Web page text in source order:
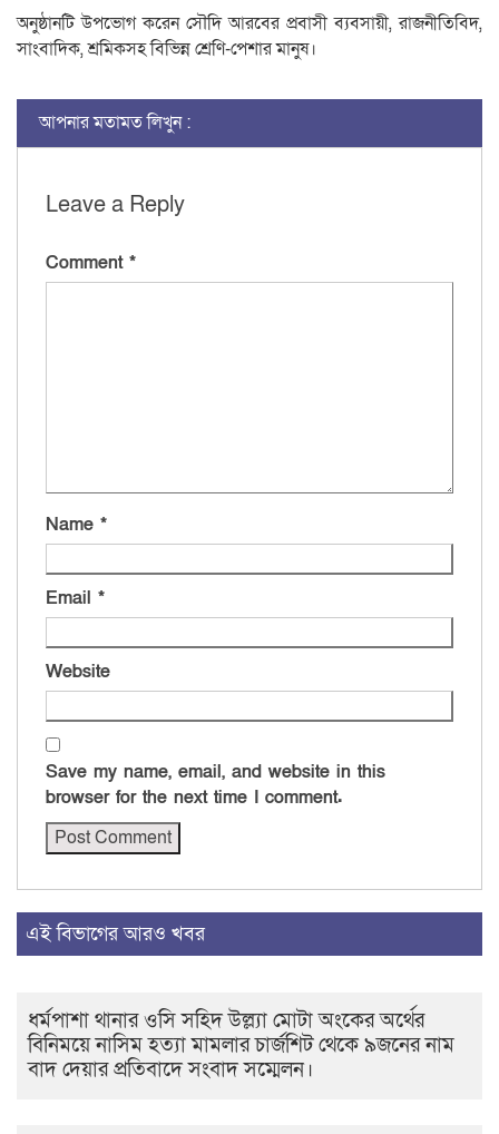
অনুষ্ঠানটি উপভোগ করেন সৌদি আরবের প্রবাসী ব্যবসায়ী, রাজনীতিবিদ,
সাংবাদিক, শ্রমিকসহ বিভিন্ন শ্রেণি-পেশার মানুষ।
আপনার মতামত লিখুন :
Leave a Reply
Comment *
Name *
Email *
Website
Save my name, email, and website in this
browser for the next time I comment.
এই বিভাগের আরও খবর
ধর্মপাশা থানার ওসি সহিদ উল্ল্যা মোটা অংকের অর্থের
বিনিময়ে নাসিম হত্যা মামলার চার্জশিট থেকে ৯জনের নাম
বাদ দেয়ার প্রতিবাদে সংবাদ সম্মেলন।